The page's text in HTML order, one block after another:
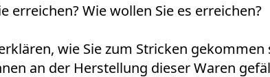
erreichen? Wie wollen Sie es erreichen?
wie Sie zum Stricken gekommen
an der Herstellung dieser Waren